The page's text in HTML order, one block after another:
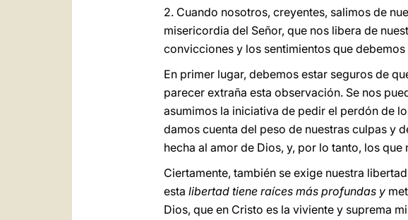
2. Cuando nosotros, creyentes, salimos de
misericordia del Señor, que nos libera de
convicciones y los sentimientos que
En primer lugar, debemos estar seguros de
parecer extraña esta observación. Se nos
asumimos la iniciativa de pedir el perdón de
damos cuenta del peso de nuestras culpas y
hecha al amor de Dios, y, por lo tanto, los
Ciertamente, también se exige nuestra
esta libertad tiene raíces más profundas y
Dios, que en Cristo es la viviente y suprema